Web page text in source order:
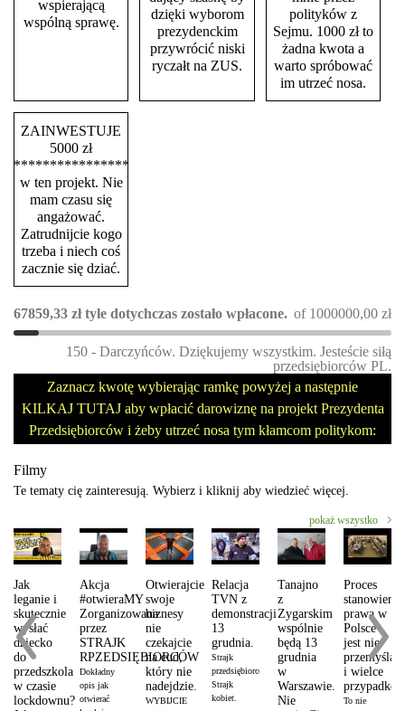
wspierającą
wspólną sprawę.
dzięki wyborom
prezydenckim
przywrócić niski
ryczałt na ZUS.
polityków z
Sejmu. 1000 zł to
żadna kwota a
warto spróbować
im utrzeć nosa.
ZAINWESTUJE
5000 zł
****************
w ten projekt. Nie
mam czasu się
angażować.
Zatrudnijcie kogo
trzeba i niech coś
zacznie się dziać.
67859,33 zł tyle dotychczas zostało wpłacone. of 1000000,00 zł
150 - Darczyńców. Dziękujemy wszystkim. Jesteście siłą
przedsiębiorców PL.
Zaznacz kwotę wybierając ramkę powyżej a następnie
KILKAJ TUTAJ aby wpłacić darowiznę na projekt Prezydenta
Przedsiębiorców i żeby utrzeć nosa tym kłamcom politykom:
Filmy
Te tematy cię zainteresują. Wybierz i kliknij aby wiedzieć więcej.
pokaż wszystko
Jak
leganie i
skutecznie
wysłać
dziecko
do
przedszkola
w czasie
lockdownu?
Akcja
#otwieraMY
Zorganizowana
przez
STRAJK
RPZEDSIĘBIORCÓW
Dokładny
opis jak
otwierać
Otwierajcie
swoje
biznesy
nie
czekajcie
na cud,
który nie
nadejdzie.
WYBIJCIE
Relacja
TVN z
demonstracji
13
grudnia.
Strajk
przedsiębiorców.
Strajk
kobiet.
Tanajno
z
Zygarskim
wspólnie
będą 13
grudnia
w
Warszawie.
Nie
Proces
stanowienia
prawa w
Polsce
jest nie
i wielce
To nie